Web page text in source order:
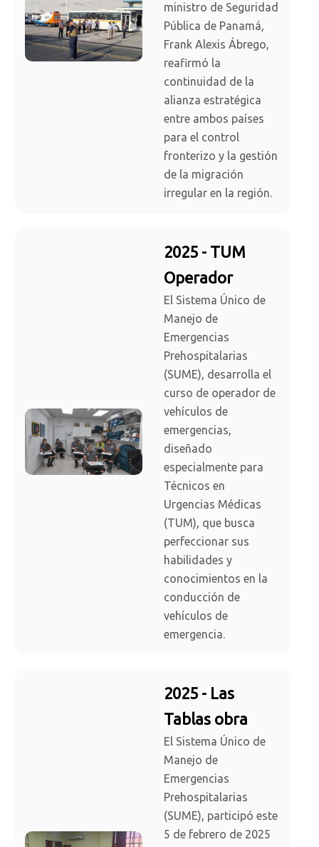
ministro de Seguridad
Pública de Panamá,
Frank Alexis Ábrego,
reafirmó la
continuidad de la
alianza estratégica
entre ambos países
para el control
fronterizo y la gestión
de la migración
irregular en la región.
2025 - TUM
Operador
El Sistema Único de
Manejo de
Emergencias
Prehospitalarias
(SUME), desarrolla el
curso de operador de
vehículos de
emergencias,
diseñado
especialmente para
Técnicos en
Urgencias Médicas
(TUM), que busca
perfeccionar sus
habilidades y
conocimientos en la
conducción de
vehículos de
emergencia.
2025 - Las
Tablas obra
El Sistema Único de
Manejo de
Emergencias
Prehospitalarias
(SUME), participó este
5 de febrero de 2025